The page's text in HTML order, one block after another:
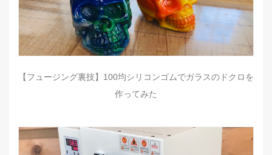
【フュージング裏技】100均シリコンゴムでガラスのドクロを
作ってみた